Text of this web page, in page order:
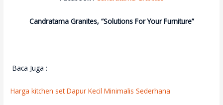
Candratama Granites, “Solutions For Your Furniture”
Baca Juga :
Harga kitchen set Dapur Kecil Minimalis Sederhana